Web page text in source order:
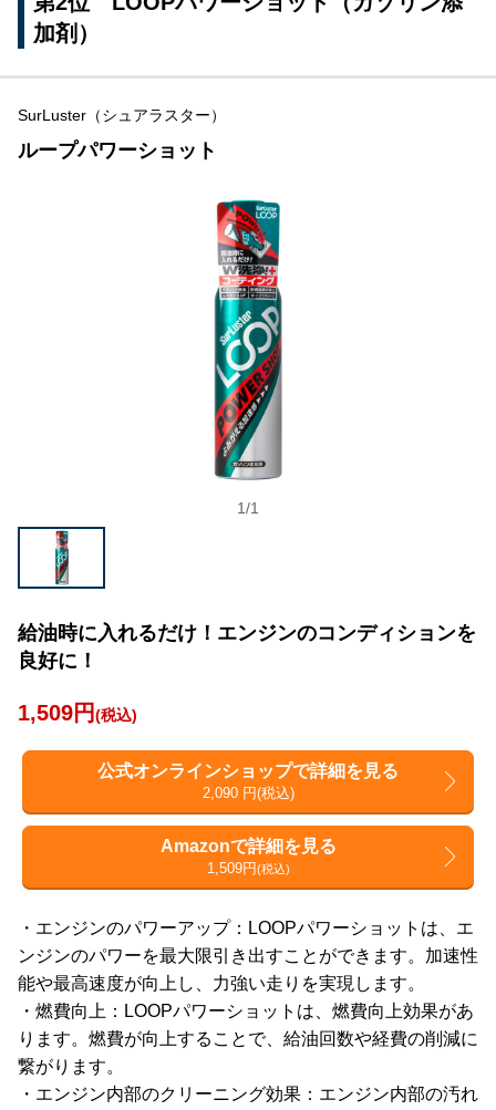
加剤）
SurLuster（シュアラスター）
ループパワーショット
1/1
給油時に入れるだけ！エンジンのコンディションを
良好に！
1,509円(税込)
公式オンラインショップで詳細を見る
2,090 円(税込)
Amazonで詳細を見る
1,509円(税込)
・エンジンのパワーアップ：LOOPパワーショットは、エ
ンジンのパワーを最大限引き出すことができます。加速性
能や最高速度が向上し、力強い走りを実現します。
・燃費向上：LOOPパワーショットは、燃費向上効果があ
ります。燃費が向上することで、給油回数や経費の削減に
繋がります。
・エンジン内部のクリーニング効果：エンジン内部の汚れ